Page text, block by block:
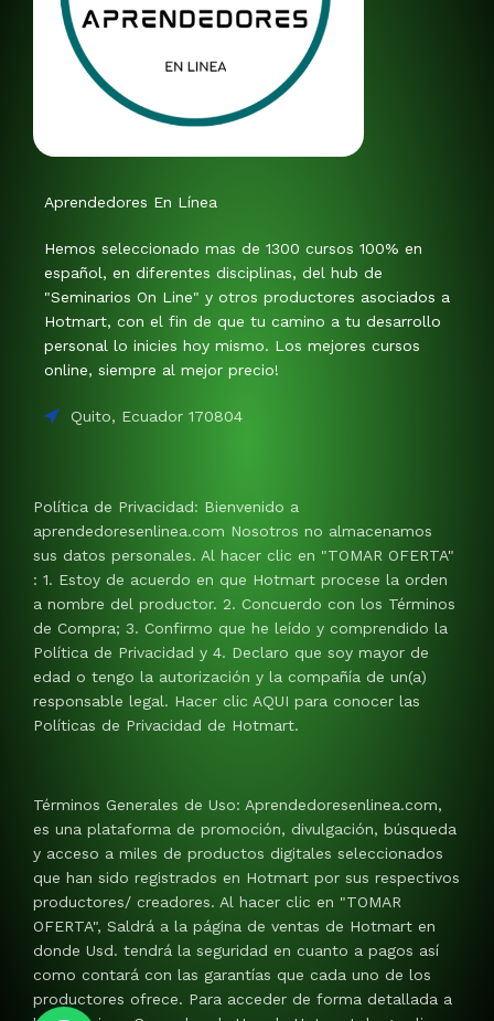
Aprendedores En Línea
Hemos seleccionado mas de 1300 cursos 100% en
español, en diferentes disciplinas, del hub de
"Seminarios On Line" y otros productores asociados a
Hotmart, con el fin de que tu camino a tu desarrollo
personal lo inicies hoy mismo. Los mejores cursos
online, siempre al mejor precio!
Quito, Ecuador 170804
Política de Privacidad: Bienvenido a
aprendedoresenlinea.com Nosotros no almacenamos
sus datos personales. Al hacer clic en "TOMAR OFERTA"
: 1. Estoy de acuerdo en que Hotmart procese la orden
a nombre del productor. 2. Concuerdo con los Términos
de Compra; 3. Confirmo que he leído y comprendido la
Política de Privacidad y 4. Declaro que soy mayor de
edad o tengo la autorización y la compañía de un(a)
responsable legal. Hacer clic AQUI para conocer las
Políticas de Privacidad de Hotmart.
Términos Generales de Uso: Aprendedoresenlinea.com,
es una plataforma de promoción, divulgación, búsqueda
y acceso a miles de productos digitales seleccionados
que han sido registrados en Hotmart por sus respectivos
productores/ creadores. Al hacer clic en "TOMAR
OFERTA", Saldrá a la página de ventas de Hotmart en
donde Usd. tendrá la seguridad en cuanto a pagos así
como contará con las garantías que cada uno de los
productores ofrece. Para acceder de forma detallada a